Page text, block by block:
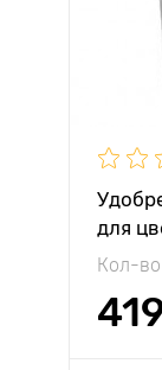
для
Кол-во